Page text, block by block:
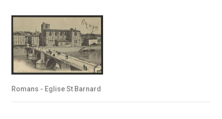
Romans - Eglise St Barnard